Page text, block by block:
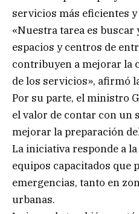
servicios más eficientes y
«Nuestra tarea es buscar
espacios y centros de
contribuyen a mejorar la
de los servicios», afirmó
Por su parte, el ministro
el valor de contar con un
mejorar la preparación
La iniciativa responde a
equipos capacitados que
emergencias, tanto en
urbanas.